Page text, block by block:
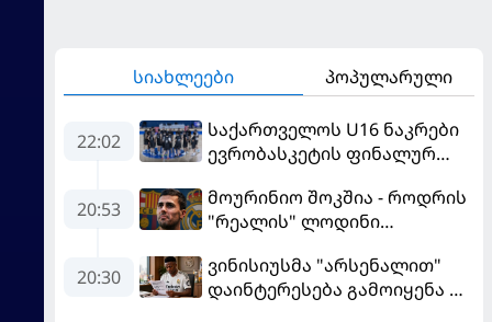
სიახლეები პოპულარული
22:02
საქართველოს U16 ნაკრები
ევრობასკეტის ფინალურ
ასპარეზობას იწყებს
20:53
მოურინიო შოკშია - როდრის
"რეალის" ლოდინი
"ბარსელონაში" გადადის
20:30
ვინისიუსმა "არსენალით"
დაინტერესება გამოიყენა და